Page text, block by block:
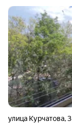
улица Курчатова,3